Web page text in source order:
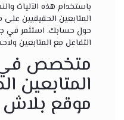
باستخدام هذه الآليات
المتابعين الحقيقيين
حول حسابك. استثمر في
التفاعل مع المتابعين
متخصص في
المتابعين
موقع بلاش